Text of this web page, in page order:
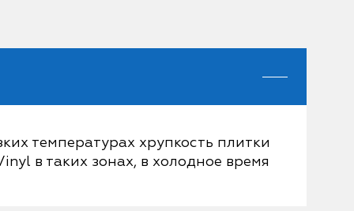
температурах хрупкость плитки
в таких зонах, в холодное время